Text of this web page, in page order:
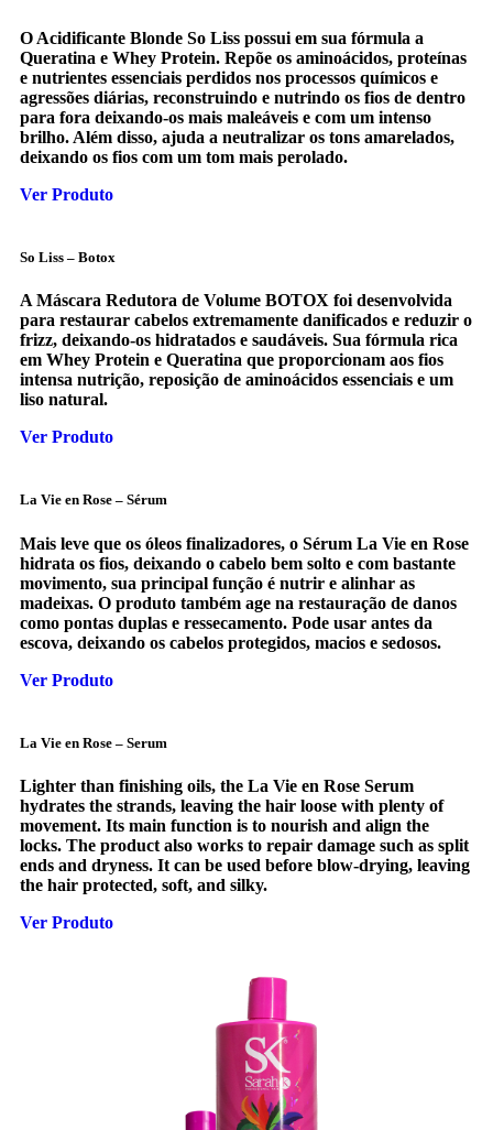
O Acidificante Blonde So Liss possui em sua fórmula a
Queratina e Whey Protein. Repõe os aminoácidos, proteínas
e nutrientes essenciais perdidos nos processos químicos e
agressões diárias, reconstruindo e nutrindo os fios de dentro
para fora deixando-os mais maleáveis e com um intenso
brilho. Além disso, ajuda a neutralizar os tons amarelados,
deixando os fios com um tom mais perolado.
Ver Produto
So Liss – Botox
A Máscara Redutora de Volume BOTOX foi desenvolvida
para restaurar cabelos extremamente danificados e reduzir o
frizz, deixando-os hidratados e saudáveis. Sua fórmula rica
em Whey Protein e Queratina que proporcionam aos fios
intensa nutrição, reposição de aminoácidos essenciais e um
liso natural.
Ver Produto
La Vie en Rose – Sérum
Mais leve que os óleos finalizadores, o Sérum La Vie en Rose
hidrata os fios, deixando o cabelo bem solto e com bastante
movimento, sua principal função é nutrir e alinhar as
madeixas. O produto também age na restauração de danos
como pontas duplas e ressecamento. Pode usar antes da
escova, deixando os cabelos protegidos, macios e sedosos.
Ver Produto
La Vie en Rose – Serum
Lighter than finishing oils, the La Vie en Rose Serum
hydrates the strands, leaving the hair loose with plenty of
movement. Its main function is to nourish and align the
locks. The product also works to repair damage such as split
ends and dryness. It can be used before blow-drying, leaving
the hair protected, soft, and silky.
Ver Produto